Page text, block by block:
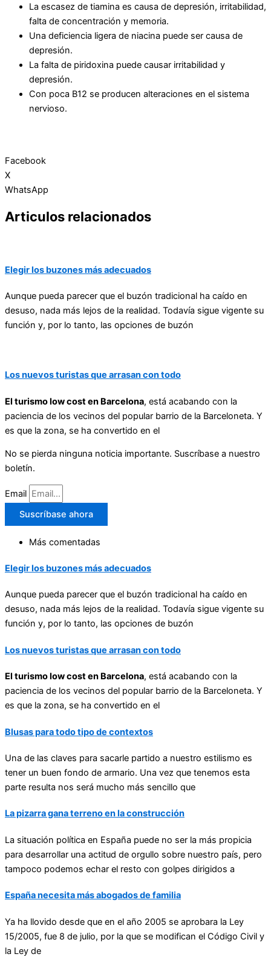
La escasez de tiamina es causa de depresión, irritabilidad,
falta de concentración y memoria.
Una deficiencia ligera de niacina puede ser causa de
depresión.
La falta de piridoxina puede causar irritabilidad y
depresión.
Con poca B12 se producen alteraciones en el sistema
nervioso.
Facebook
X
WhatsApp
Articulos relacionados
Elegir los buzones más adecuados
Aunque pueda parecer que el buzón tradicional ha caído en
desuso, nada más lejos de la realidad. Todavía sigue vigente su
función y, por lo tanto, las opciones de buzón
Los nuevos turistas que arrasan con todo
El turismo low cost en Barcelona, está acabando con la
paciencia de los vecinos del popular barrio de la Barceloneta. Y
es que la zona, se ha convertido en el
No se pierda ninguna noticia importante. Suscríbase a nuestro
boletín.
Email
Suscríbase ahora
Más comentadas
Elegir los buzones más adecuados
Aunque pueda parecer que el buzón tradicional ha caído en
desuso, nada más lejos de la realidad. Todavía sigue vigente su
función y, por lo tanto, las opciones de buzón
Los nuevos turistas que arrasan con todo
El turismo low cost en Barcelona, está acabando con la
paciencia de los vecinos del popular barrio de la Barceloneta. Y
es que la zona, se ha convertido en el
Blusas para todo tipo de contextos
Una de las claves para sacarle partido a nuestro estilismo es
tener un buen fondo de armario. Una vez que tenemos esta
parte resulta nos será mucho más sencillo que
La pizarra gana terreno en la construcción
La situación política en España puede no ser la más propicia
para desarrollar una actitud de orgullo sobre nuestro país, pero
tampoco podemos echar el resto con golpes dirigidos a
España necesita más abogados de familia
Ya ha llovido desde que en el año 2005 se aprobara la Ley
15/2005, fue 8 de julio, por la que se modifican el Código Civil y
la Ley de